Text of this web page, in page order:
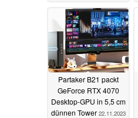
28.11.2023
Partaker B21 packt
GeForce RTX 4070
Desktop-GPU in 5,5 cm
dünnen Tower 22.11.2023